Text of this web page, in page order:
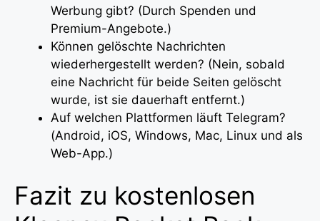
Werbung gibt? (Durch Spenden und
Premium-Angebote.)
Können gelöschte Nachrichten
wiederhergestellt werden? (Nein, sobald
eine Nachricht für beide Seiten gelöscht
wurde, ist sie dauerhaft entfernt.)
Auf welchen Plattformen läuft Telegram?
(Android, iOS, Windows, Mac, Linux und als
Web-App.)
Fazit zu kostenlosen